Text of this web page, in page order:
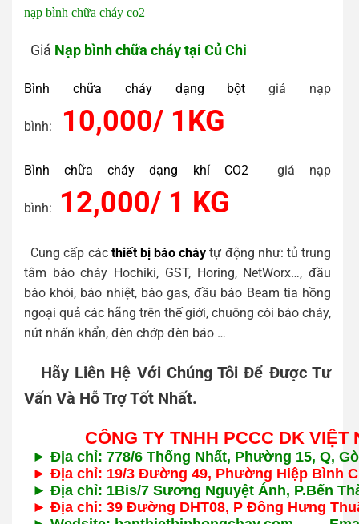
nạp bình chữa cháy co2
Giá Nạp bình chữa cháy tại Củ Chi
Bình chữa cháy dạng bộtgiá nạp
bình: 10,000/ 1KG
Bình chữa cháy dạng khí CO2giá nạp
bình: 12,000/ 1 KG
Cung cấp các thiết bị báo cháy tự động như: tủ trung
tâm báo cháy Hochiki, GST, Horing, NetWorx…, đầu
báo khói, báo nhiệt, báo gas, đầu báo Beam tia hồng
ngoại quả các hãng trên thế giới, chuông còi báo cháy,
nút nhấn khẩn, đèn chớp đèn báo …
Hãy Liên Hệ Với Chúng Tôi Để Được Tư
Vấn Và Hỗ Trợ Tốt Nhất.
CÔNG TY TNHH PCCC DK VIỆT
► Địa chỉ: 778/6 Thống Nhất, Phường 15, Q,
► Địa chỉ: 19/3 Đường 49, Phường Hiệp Bình
► Địa chỉ: 1Bis/7 Sương Nguyệt Ánh, P.Bến
► Địa chỉ: 39 Đường DHT08, P Đông Hưng